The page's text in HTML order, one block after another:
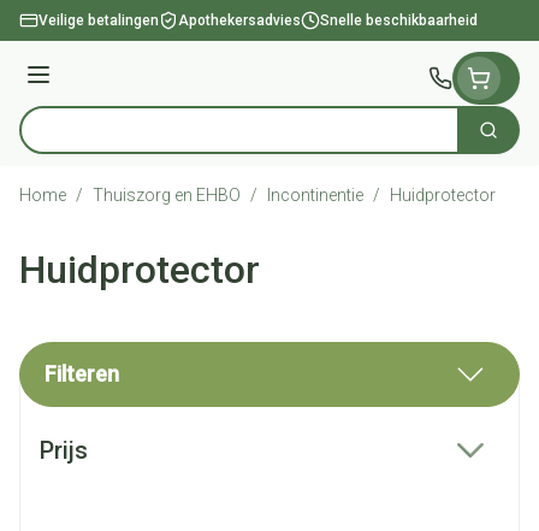
Ga naar de inhoud
Veilige betalingen Apothekersadvies Snelle beschikbaarheid
Menu
Product, merk, categorie... Zoek
Home / Thuiszorg en EHBO / Incontinentie / Huidprotector
Huidprotector
Filteren
Prijs